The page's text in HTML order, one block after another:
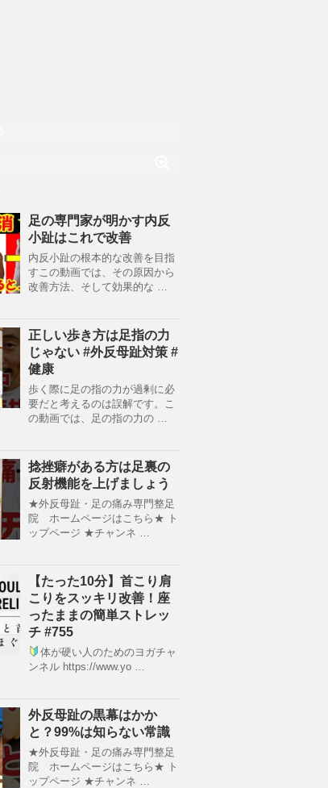
足の専門家が明かす内反
小趾はこれで改善
内反小趾の根本的な改善を目指
すこの動画では、その原因から
改善方法、そして効果的な …
正しい歩き方は足指の力
じゃない #外反母趾対策 #
健康
歩く際に足の指の力が過剰に必
要だと考えるのは誤解です。こ
の動画では、足の指の力の …
捻挫癖がある方は足裏の
反射機能を上げましょう
★外反母趾・足の痛み専門整足
院 ホームページはこちら★ ト
ップページ ★チャンネ …
【たった10分】首こり肩
こりをスッキリ改善！座
ったままの簡単ストレッ
チ #755
体が硬い人のためのヨガチャ
ンネル https://www.yo …
外反母趾の黒幕はかか
と？99%は知らない常識
★外反母趾・足の痛み専門整足
院 ホームページはこちら★ ト
ップページ ★チャンネ …